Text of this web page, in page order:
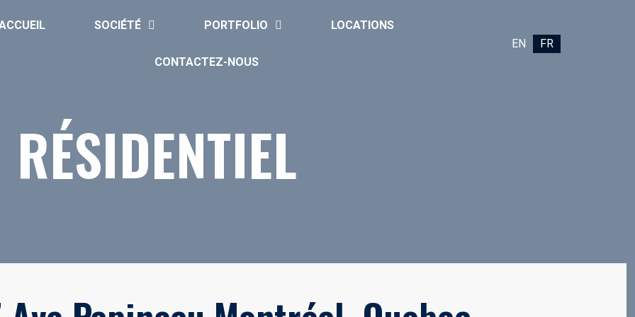
SOCIÉTÉ PORTFOLIO LOCATIONS
CONTACTEZ-NOUS
EN FR
RÉSIDENTIEL